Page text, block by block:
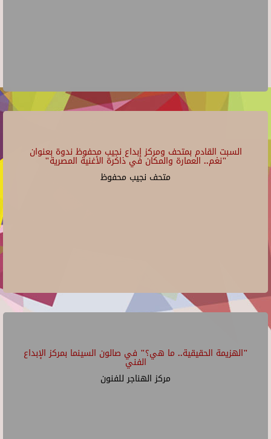
السبت القادم بمتحف ومركز إبداع نجيب محفوظ ندوة بعنوان
"نغم.. العمارة والمكان في ذاكرة الأغنية المصرية"
متحف نجيب محفوظ
"الهزيمة الحقيقية.. ما هي؟" في صالون السينما بمركز الإبداع
الفني
مركز الهناجر للفنون